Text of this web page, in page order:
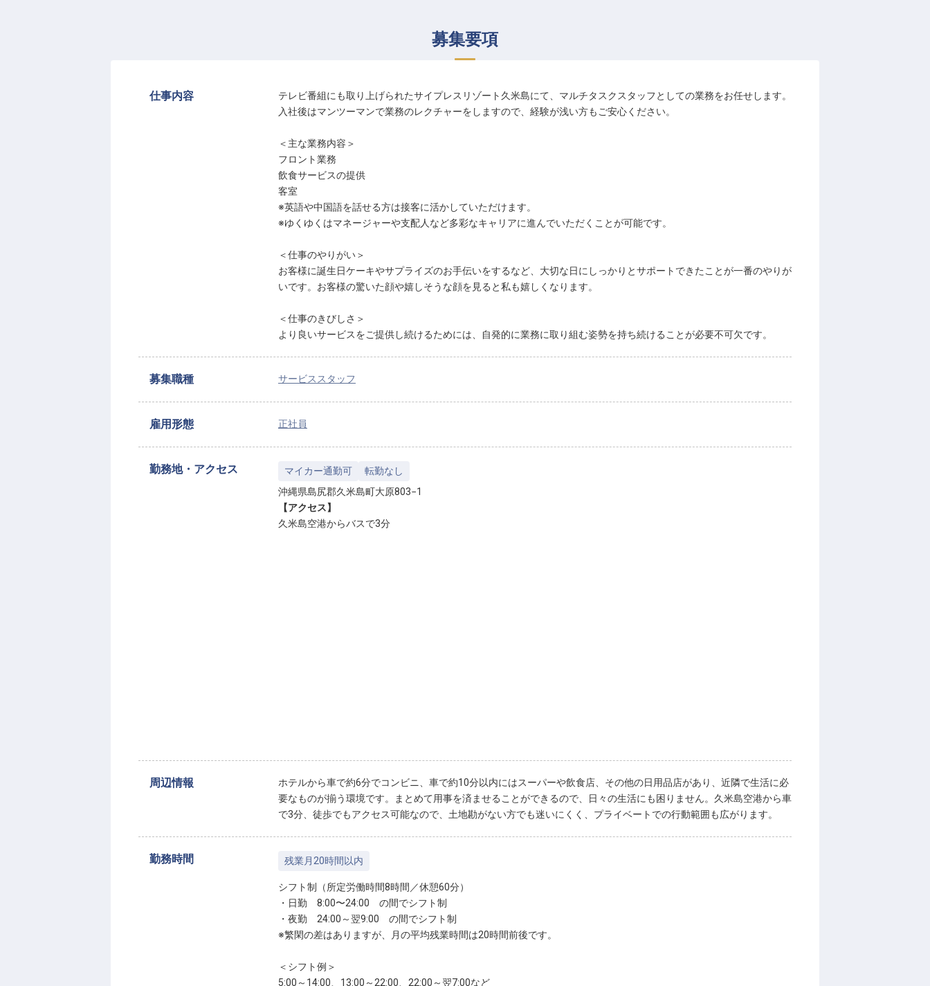
募集要項
仕事内容
テレビ番組にも取り上げられたサイプレスリゾート久米島にて、マルチタスクスタッフとしての業務をお任せします。
入社後はマンツーマンで業務のレクチャーをしますので、経験が浅い方もご安心ください。
＜主な業務内容＞
フロント業務
飲食サービスの提供
客室
※英語や中国語を話せる方は接客に活かしていただけます。
※ゆくゆくはマネージャーや支配人など多彩なキャリアに進んでいただくことが可能です。
＜仕事のやりがい＞
お客様に誕生日ケーキやサプライズのお手伝いをするなど、大切な日にしっかりとサポートできたことが一番のやりが
いです。お客様の驚いた顔や嬉しそうな顔を見ると私も嬉しくなります。
＜仕事のきびしさ＞
より良いサービスをご提供し続けるためには、自発的に業務に取り組む姿勢を持ち続けることが必要不可欠です。
募集職種 サービススタッフ
雇用形態 正社員
勤務地・アクセス マイカー通勤可
転勤なし
沖縄県島尻郡久米島町大原803−1
【アクセス】
久米島空港からバスで3分
周辺情報
ホテルから車で約6分でコンビニ、車で約10分以内にはスーパーや飲食店、その他の日用品店があり、近隣で生活に必
要なものが揃う環境です。まとめて用事を済ませることができるので、日々の生活にも困りません。久米島空港から車
で3分、徒歩でもアクセス可能なので、土地勘がない方でも迷いにくく、プライベートでの行動範囲も広がります。
勤務時間 残業月20時間以内
シフト制（所定労働時間8時間／休憩60分）
・日勤 8:00〜24:00 の間でシフト制
・夜勤 24:00～翌9:00 の間でシフト制
※繁閑の差はありますが、月の平均残業時間は20時間前後です。
＜シフト例＞
5:00～14:00、13:00～22:00、22:00～翌7:00など